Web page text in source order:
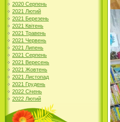
2020 Серпень
2021 Лютий
2021 Березень
2021 Квітень
2021 Травень
2021 Червень
2021 Липень
2021 Серпень
2021 Вересень
2021 Жовтень
2021 Листопад
2021 Грудень
2022 Січень
2022 Лютий